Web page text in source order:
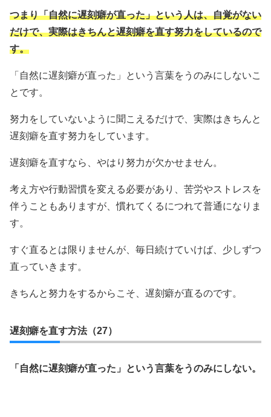
つまり「自然に遅刻癖が直った」という人は、自覚がない
だけで、実際はきちんと遅刻癖を直す努力をしているので
す。
「自然に遅刻癖が直った」という言葉をうのみにしないこ
とです。
努力をしていないように聞こえるだけで、実際はきちんと
遅刻癖を直す努力をしています。
遅刻癖を直すなら、やはり努力が欠かせません。
考え方や行動習慣を変える必要があり、苦労やストレスを
伴うこともありますが、慣れてくるにつれて普通になりま
す。
すぐ直るとは限りませんが、毎日続けていけば、少しずつ
直っていきます。
きちんと努力をするからこそ、遅刻癖が直るのです。
遅刻癖を直す方法（27）
「自然に遅刻癖が直った」という言葉をうのみにしない。